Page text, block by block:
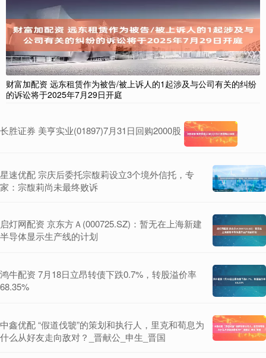
财富加配资 远东租赁作为被告/被上诉人的1起涉及与公司有关的纠纷
的诉讼将于2025年7月29日开庭
长胜证券 美亨实业(01897)7月31日回购2000股
星速优配 宗庆后委托宗馥莉设立3个境外信托，专
家：宗馥莉尚未最终败诉
启灯网配资 京东方Ａ(000725.SZ)：暂无在上海新建
半导体显示生产线的计划
鸿牛配资 7月18日立昂转债下跌0.7%，转股溢价率
68.35%
中鑫优配 “假道伐虢”的策划和执行人，里克和荀息为
什么从好友走向敌对？_晋献公_申生_晋国